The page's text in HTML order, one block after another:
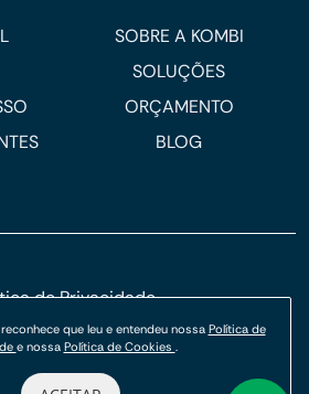
SOBRE A KOMBI
SOLUÇÕES
ORÇAMENTO
BLOG
de Privacidade
de Cookies
Agência Digital 2026.
que leu e entendeu nossa Política de
e nossa Política de Cookies .